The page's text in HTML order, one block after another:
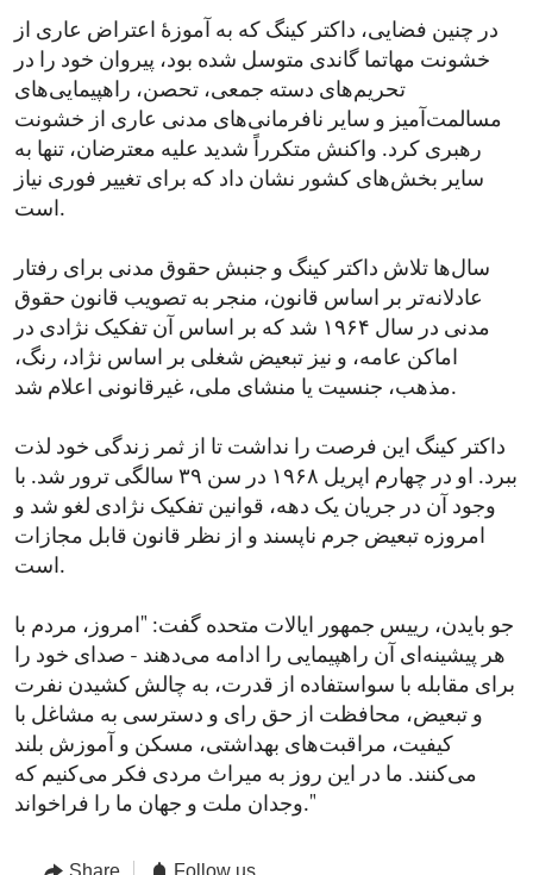
در چنین فضایی، داکتر کینگ که به آموزهٔ اعتراض عاری از
خشونت مهاتما گاندی متوسل شده بود، پیروان خود را در
تحریم‌های دسته جمعی، تحصن، راهپیمایی‌های
مسالمت‌آمیز و سایر نافرمانی‌های مدنی عاری از خشونت
رهبری کرد. واکنش متکرراً شدید علیه معترضان، تنها به
سایر بخش‌های کشور نشان داد که برای تغییر فوری نیاز
است.
سال‌ها تلاش داکتر کینگ و جنبش حقوق مدنی برای رفتار
عادلانه‌تر بر اساس قانون، منجر به تصویب قانون حقوق
مدنی در سال ۱۹۶۴ شد که بر اساس آن تفکیک نژادی در
اماکن عامه، و نیز تبعیض شغلی بر اساس نژاد، رنگ،
مذهب، جنسیت یا منشای ملی، غیرقانونی اعلام شد.
داکتر کینگ این فرصت را نداشت تا از ثمر زندگی خود لذت
ببرد. او در چهارم اپریل ۱۹۶۸ در سن ۳۹ سالگی ترور شد. با
وجود آن در جریان یک دهه،‌ قوانین تفکیک نژادی لغو شد و
امروزه تبعیض جرم ناپسند و از نظر قانون قابل مجازات
است.
جو بایدن، رییس جمهور ایالات متحده گفت: "امروز، مردم با
هر پیشینه‌‌ای آن راهپیمایی را ادامه می‌دهند - صدای خود را
برای مقابله با سواستفاده از قدرت، به چالش کشیدن نفرت
و تبعیض، محافظت از حق رای و دسترسی به مشاغل با
کیفیت، مراقبت‌های بهداشتی، مسکن و آموزش بلند
می‌کنند. ما در این روز به میراث مردی فکر می‌کنیم که
وجدان ملت و جهان ما را فراخواند."